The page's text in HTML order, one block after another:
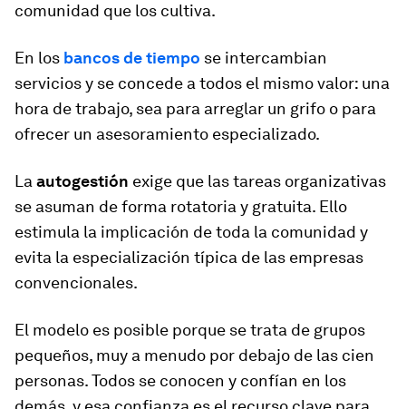
comunidad que los cultiva.
En los bancos de tiempo se intercambian
servicios y se concede a todos el mismo valor: una
hora de trabajo, sea para arreglar un grifo o para
ofrecer un asesoramiento especializado.
La autogestión exige que las tareas organizativas
se asuman de forma rotatoria y gratuita. Ello
estimula la implicación de toda la comunidad y
evita la especialización típica de las empresas
convencionales.
El modelo es posible porque se trata de grupos
pequeños, muy a menudo por debajo de las cien
personas. Todos se conocen y confían en los